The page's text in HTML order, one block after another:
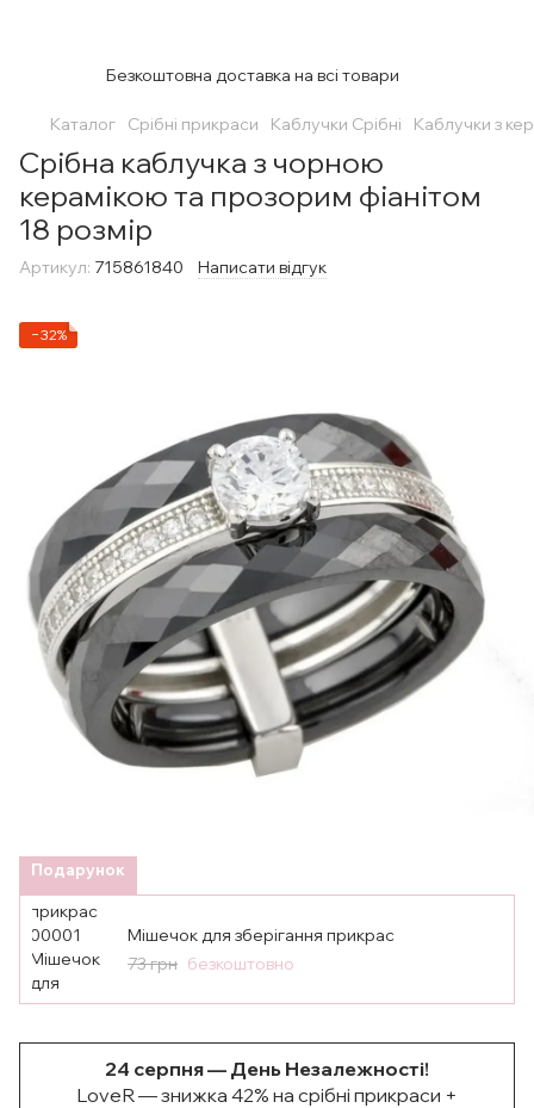
Безкоштовна доставка на всі товари
Каталог Срібні прикраси Каблучки Срібні Каблучки з
Срібна каблучка з чорною
керамікою та прозорим фіанітом
18 розмір
Артикул: 715861840 Написати відгук
−32%
Подарунок
Мішечок для зберігання прикрас
73 грн безкоштовно
24 серпня — День Незалежності!
LoveR — знижка 42% на срібні прикраси +